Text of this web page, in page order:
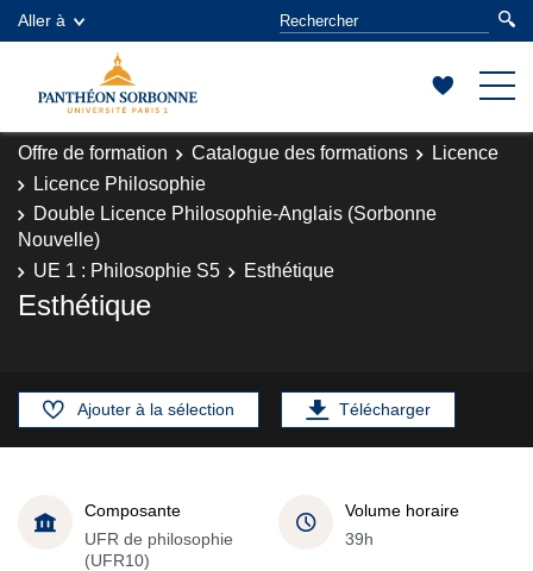
Aller à
Offre de formation Catalogue des formations
Licence
Licence Philosophie
Double Licence Philosophie-Anglais (Sorbonne
Nouvelle)
UE 1 : Philosophie S5
Esthétique
Esthétique
Ajouter à la sélection Télécharger
Composante
UFR de philosophie
(UFR10)
Volume horaire
39h